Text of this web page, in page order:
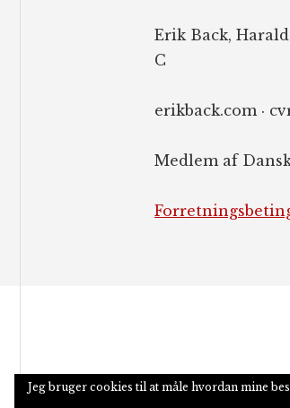
Erik Back,
C
erikback.com ·
Medlem af
COPYRIGHT © 2026
Jeg bruger cookies til at måle hvordan mine